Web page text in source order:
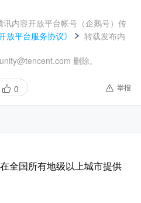
内容开放平台帐号（企鹅号）传
放平台服务协议》
转载发布内
删除。
0 举报
全国所有地级以上城市提供